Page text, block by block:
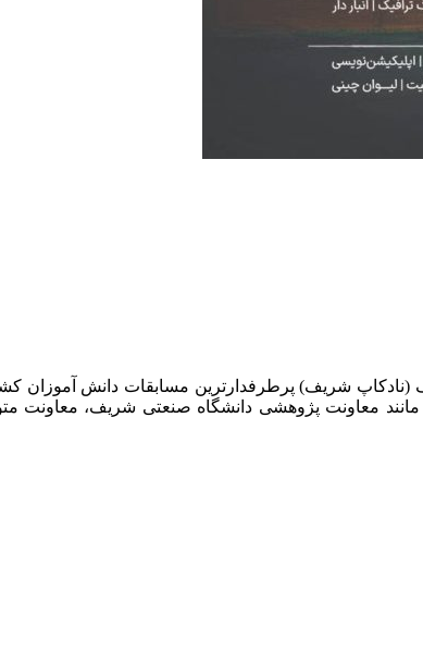
شریف) پرطرفدارترین مسابقات دانش آموزان
معاونت پژوهشی دانشگاه صنعتی شریف،